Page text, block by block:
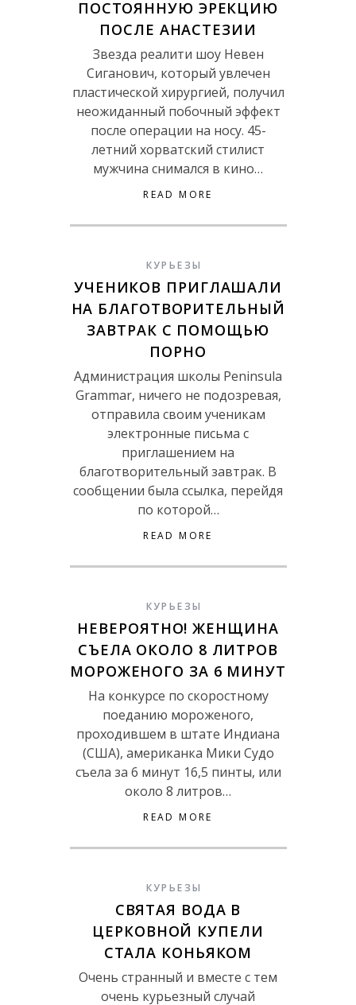
ПОСТОЯННУЮ ЭРЕКЦИЮ
ПОСЛЕ АНАСТЕЗИИ
Звезда реалити шоу Невен
Сиганович, который увлечен
пластической хирургией, получил
неожиданный побочный эффект
после операции на носу. 45-
летний хорватский стилист
мужчина снимался в кино…
READ MORE
КУРЬЕЗЫ
УЧЕНИКОВ ПРИГЛАШАЛИ
НА БЛАГОТВОРИТЕЛЬНЫЙ
ЗАВТРАК С ПОМОЩЬЮ
ПОРНО
Администрация школы Peninsula
Grammar, ничего не подозревая,
отправила своим ученикам
электронные письма с
приглашением на
благотворительный завтрак. В
сообщении была ссылка, перейдя
по которой…
READ MORE
КУРЬЕЗЫ
НЕВЕРОЯТНО! ЖЕНЩИНА
СЪЕЛА ОКОЛО 8 ЛИТРОВ
МОРОЖЕНОГО ЗА 6 МИНУТ
На конкурсе по скоростному
поеданию мороженого,
проходившем в штате Индиана
(США), американка Мики Судо
съела за 6 минут 16,5 пинты, или
около 8 литров…
READ MORE
КУРЬЕЗЫ
СВЯТАЯ ВОДА В
ЦЕРКОВНОЙ КУПЕЛИ
СТАЛА КОНЬЯКОМ
Очень странный и вместе с тем
очень курьезный случай